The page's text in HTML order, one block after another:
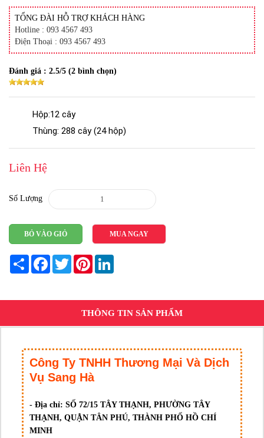
TỔNG ĐÀI HỖ TRỢ KHÁCH HÀNG
Hotline : 093 4567 493
Điện Thoại : 093 4567 493
Đánh giá : 2.5/5 (2 bình chọn)
Hộp:12 cây
Thùng: 288 cây (24 hộp)
Liên Hệ
Số Lượng
BỎ VÀO GIỎ MUA NGAY
Share FacebookTwitterPinterest
THÔNG TIN SẢN PHẨM
Công Ty TNHH Thương Mại Và Dịch
Vụ Sang Hà
- Địa chỉ: SỐ 72/15 TÂY THẠNH, PHƯỜNG TÂY
THẠNH, QUẬN TÂN PHÚ, THÀNH PHỐ HỒ CHÍ
MINH